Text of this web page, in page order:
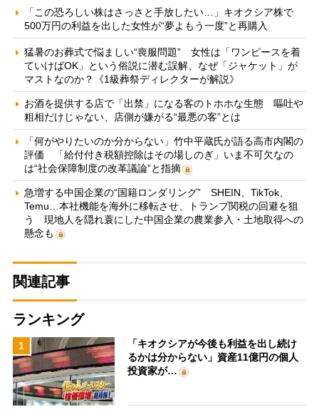
「この恐ろしい株はさっさと手放したい…」キオクシア株で
500万円の利益を出した女性が“夢よもう一度”と再購入
猛暑のお葬式で悩ましい“喪服問題” 女性は「ワンピースを着
ていけばOK」という俗説に潜む誤解、なぜ「ジャケット」が
マストなのか？《1級葬祭ディレクターが解説》
お酒を提供する店で「出禁」になる客のトホホな生態 嘔吐や
粗相だけじゃない、店側が嫌がる“最悪の客”とは
「何がやりたいのか分からない」竹中平蔵氏が語る高市内閣の
評価 「給付付き税額控除はその場しのぎ」いま不可欠なの
は“社会保障制度の改革議論”と指摘
急増する中国企業の“国籍ロンダリング” SHEIN、TikTok、
Temu…本社機能を海外に移転させ、トランプ関税の回避を狙
う 現地人を隠れ蓑にした中国企業の農業参入・土地取得への
懸念も
関連記事
ランキング
1
「キオクシアが今後も利益を出し続け
るかは分からない」資産11億円の個人
投資家が…